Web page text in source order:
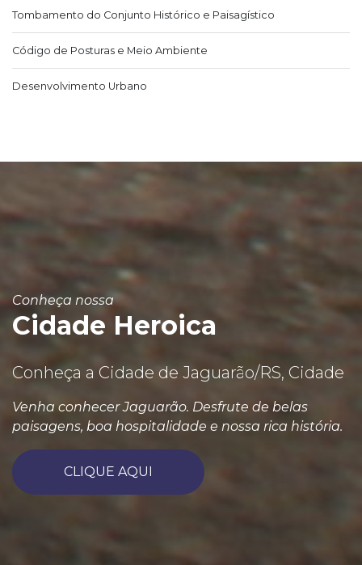
Tombamento do Conjunto Histórico e Paisagístico
Código de Posturas e Meio Ambiente
Desenvolvimento Urbano
Conheça nossa
Cidade Heroica
Conheça a Cidade de Jaguarão/RS, Cidade
Venha conhecer Jaguarão. Desfrute de belas
paisagens, boa hospitalidade e nossa rica história.
CLIQUE AQUI